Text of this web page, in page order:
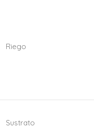
Riego
Sustrato